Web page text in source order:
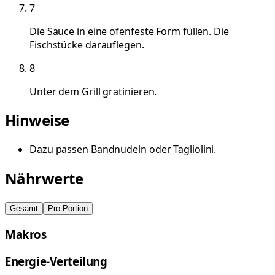
7
Die Sauce in eine ofenfeste Form füllen. Die
Fischstücke darauflegen.
8
Unter dem Grill gratinieren.
Hinweise
Dazu passen Bandnudeln oder Tagliolini.
Nährwerte
Gesamt Pro Portion
Makros
Energie-Verteilung